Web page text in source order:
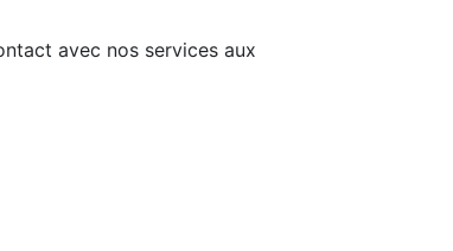
avec nos services aux